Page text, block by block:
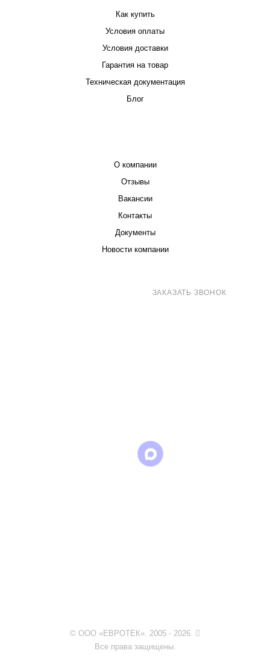
Как купить
Условия оплаты
Условия доставки
Гарантия на товар
Техническая документация
Блог
О компании
Отзывы
Вакансии
Контакты
Документы
Новости компании
ЗАКАЗАТЬ ЗВОНОК
© ООО «ЕВРОТЕК». 2005 - 2026.
Все права защищены.